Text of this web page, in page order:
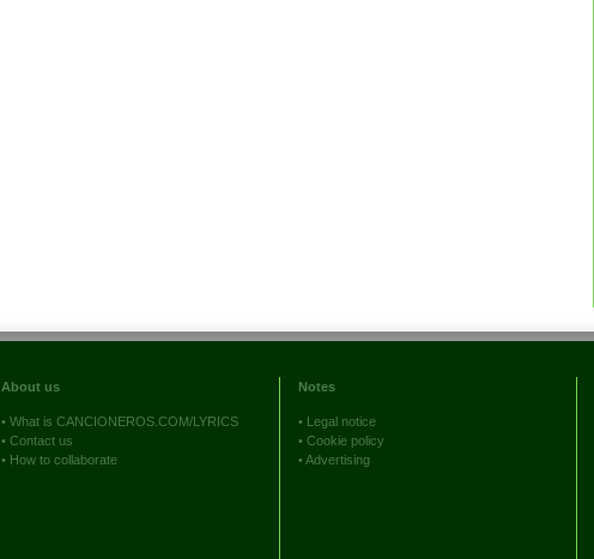
About us
• What is CANCIONEROS.COM/LYRICS
• Contact us
• How to collaborate
Notes
• Legal notice
• Cookie policy
•Advertising